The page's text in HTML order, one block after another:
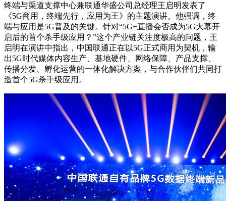
终端与渠道支撑中心兼联通华盛公司总经理王启明发表了
《5G商用，终端先行，应用为王》的主题演讲。他强调，终
端与应用是5G普及的关键。针对“5G+直播会否成为5G大幕开
启后的首个杀手级应用？”这个产业链关注度极高的问题，王
启明在演讲中指出，中国联通正在以5G正式商用为契机，输
出5G时代媒体内容生产、基地硬件、网络保障、产品支撑、
传播分发、孵化运营的一体化解决方案，与合作伙伴们共同打
造首个5G杀手级应用。